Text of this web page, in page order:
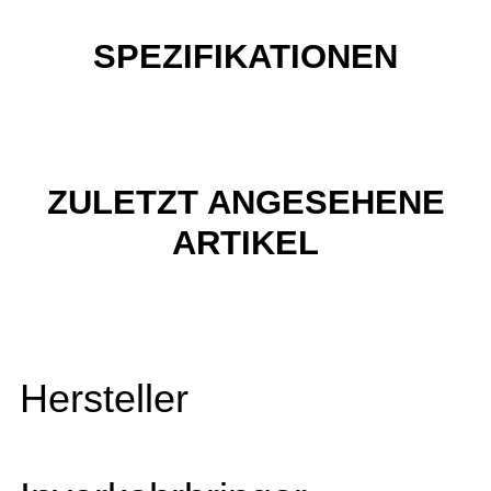
SPEZIFIKATIONEN
ZULETZT ANGESEHENE
ARTIKEL
Hersteller